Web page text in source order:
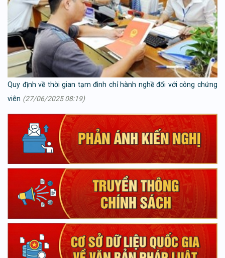
Quy định về thời gian tạm đình chỉ hành nghề đối với công chứng
viên (27/06/2025 08:19)